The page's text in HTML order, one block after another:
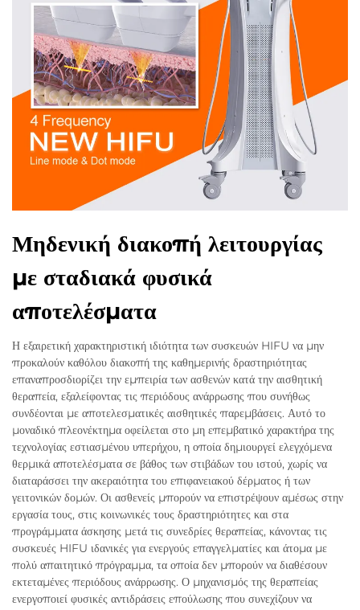
Μηδενική διακοπή λειτουργίας
με σταδιακά φυσικά
αποτελέσματα
Η εξαιρετική χαρακτηριστική ιδιότητα των συσκευών HIFU να μην
προκαλούν καθόλου διακοπή της καθημερινής δραστηριότητας
επαναπροσδιορίζει την εμπειρία των ασθενών κατά την αισθητική
θεραπεία, εξαλείφοντας τις περιόδους ανάρρωσης που συνήθως
συνδέονται με αποτελεσματικές αισθητικές παρεμβάσεις. Αυτό το
μοναδικό πλεονέκτημα οφείλεται στο μη επεμβατικό χαρακτήρα της
τεχνολογίας εστιασμένου υπερήχου, η οποία δημιουργεί ελεγχόμενα
θερμικά αποτελέσματα σε βάθος των στιβάδων του ιστού, χωρίς να
διαταράσσει την ακεραιότητα του επιφανειακού δέρματος ή των
γειτονικών δομών. Οι ασθενείς μπορούν να επιστρέψουν αμέσως στην
εργασία τους, στις κοινωνικές τους δραστηριότητες και στα
προγράμματα άσκησης μετά τις συνεδρίες θεραπείας, κάνοντας τις
συσκευές HIFU ιδανικές για ενεργούς επαγγελματίες και άτομα με
πολύ απαιτητικό πρόγραμμα, τα οποία δεν μπορούν να διαθέσουν
εκτεταμένες περιόδους ανάρρωσης. Ο μηχανισμός της θεραπείας
ενεργοποιεί φυσικές αντιδράσεις επούλωσης που συνεχίζουν να